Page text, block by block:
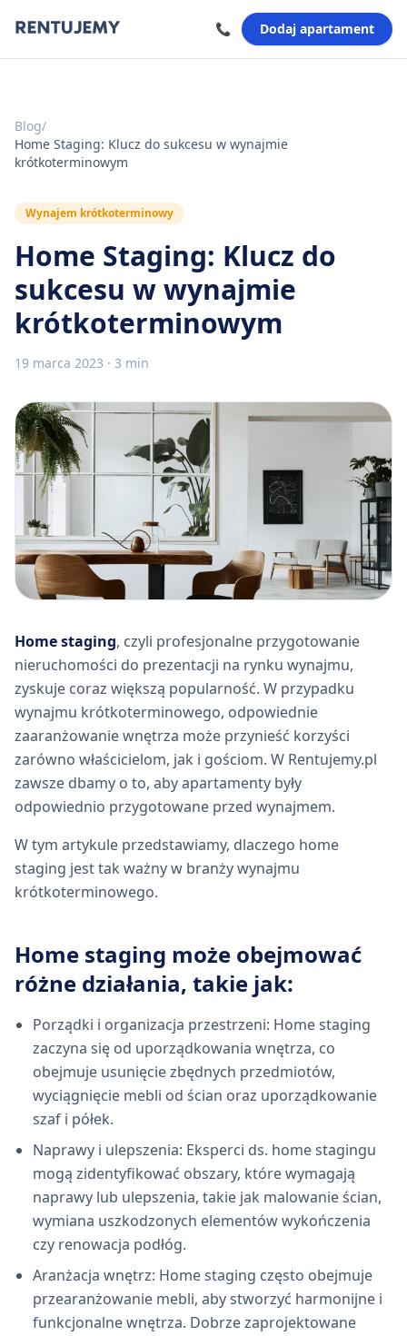
📞 Dodaj apartament
Blog/
Home Staging: Klucz do sukcesu w wynajmie
krótkoterminowym
Wynajem krótkoterminowy
Home Staging: Klucz do
sukcesu w wynajmie
krótkoterminowym
19 marca 2023 · 3 min
Home staging, czyli profesjonalne przygotowanie
nieruchomości do prezentacji na rynku wynajmu,
zyskuje coraz większą popularność. W przypadku
wynajmu krótkoterminowego, odpowiednie
zaaranżowanie wnętrza może przynieść korzyści
zarówno właścicielom, jak i gościom. W Rentujemy.pl
zawsze dbamy o to, aby apartamenty były
odpowiednio przygotowane przed wynajmem.
W tym artykule przedstawiamy, dlaczego home
staging jest tak ważny w branży wynajmu
krótkoterminowego.
Home staging może obejmować
różne działania, takie jak:
Porządki i organizacja przestrzeni: Home staging
zaczyna się od uporządkowania wnętrza, co
obejmuje usunięcie zbędnych przedmiotów,
wyciągnięcie mebli od ścian oraz uporządkowanie
szaf i półek.
Naprawy i ulepszenia: Eksperci ds. home stagingu
mogą zidentyfikować obszary, które wymagają
naprawy lub ulepszenia, takie jak malowanie ścian,
wymiana uszkodzonych elementów wykończenia
czy renowacja podłóg.
Aranżacja wnętrz: Home staging często obejmuje
przearanżowanie mebli, aby stworzyć harmonijne i
funkcjonalne wnętrza. Dobrze zaprojektowane